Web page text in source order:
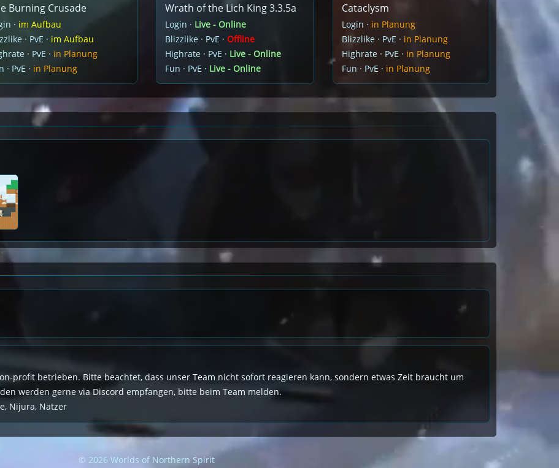
Burning Crusade
· im Aufbau
· PvE · im Aufbau
· PvE · in Planung
· PvE · in Planung
Wrath of the Lich King 3.3.5a
Login · Live - Online
Blizzlike · PvE · Offline
Highrate · PvE · Live - Online
Fun · PvE · Live - Online
Cataclysm
Login · in Planung
Blizzlike · PvE · in Planung
Highrate · PvE · in Planung
Fun · PvE · in Planung
profit betrieben. Bitte beachtet, dass unser Team nicht sofort reagieren kann, sondern etwas Zeit braucht um
werden gerne via Discord empfangen, bitte beim Team melden.
Nijura, Natzer
© 2026 Worlds of Northern Spirit